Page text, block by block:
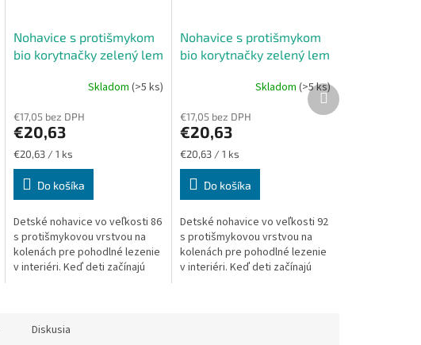
Nohavice s protišmykom
bio korytnačky zelený lem
Skladom(>5 ks)
€17,05 bez DPH
€20,63
Jednotková
cena:
€20,63 / 1 ks
Do košíka
Detské nohavice vo veľkosti 86
s protišmykovou vrstvou na
kolenách pre pohodlné lezenie
v interiéri. Keď deti začínajú
Nohavice s protišmykom
bio korytnačky zelený lem
Skladom (>5 ks)
€17,05 bez DPH
€20,63
Jednotková
cena:
€20,63 / 1 ks
Do košíka
Detské nohavice vo veľkosti 92
s protišmykovou vrstvou na
kolenách pre pohodlné lezenie
v interiéri. Keď deti začínajú
Ďalší
produkt
Diskusia